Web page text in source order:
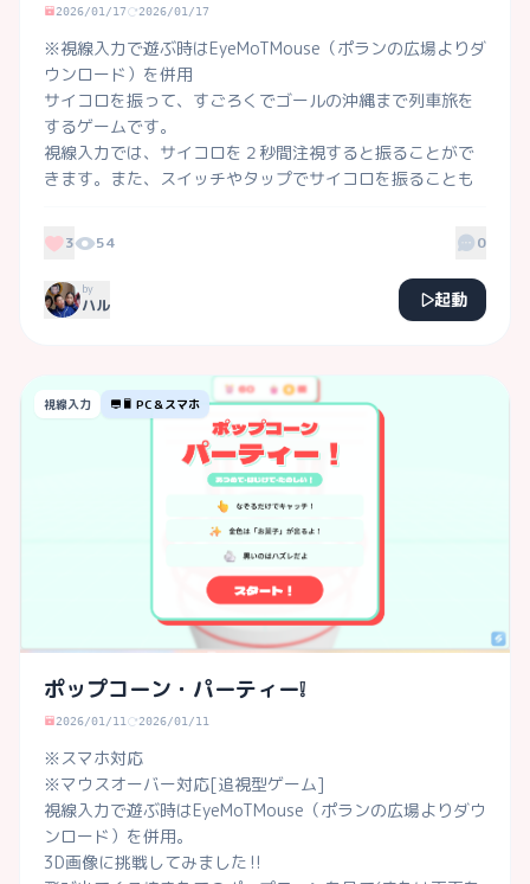
2026/01/17 2026/01/17
※視線入力で遊ぶ時はEyeMoTMouse（ポランの広場よりダ
ウンロード）を併用
サイコロを振って、すごろくでゴールの沖縄まで列車旅を
するゲームです。
視線入力では、サイコロを２秒間注視すると振ることがで
きます。また、スイッチやタップでサイコロを振ることも
く、試作中でした。今後、北海道にもつなげていきたいと
3 54 0
by
ハル 起動
視線入力 PC＆スマホ
ポップコーン・パーティー❕
2026/01/11 2026/01/11
※スマホ対応
※マウスオーバー対応[追視型ゲーム]
視線入力で遊ぶ時はEyeMoTMouse（ポランの広場よりダウ
ンロード）を併用。
3D画像に挑戦してみました‼︎